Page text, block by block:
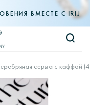
ВМЕСТЕ С IRIJ
серьга с каффой